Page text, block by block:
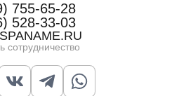
755-65-28
528-33-03
сотрудничество